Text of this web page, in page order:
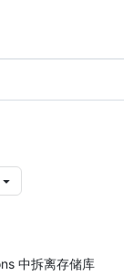
中拆离存储库